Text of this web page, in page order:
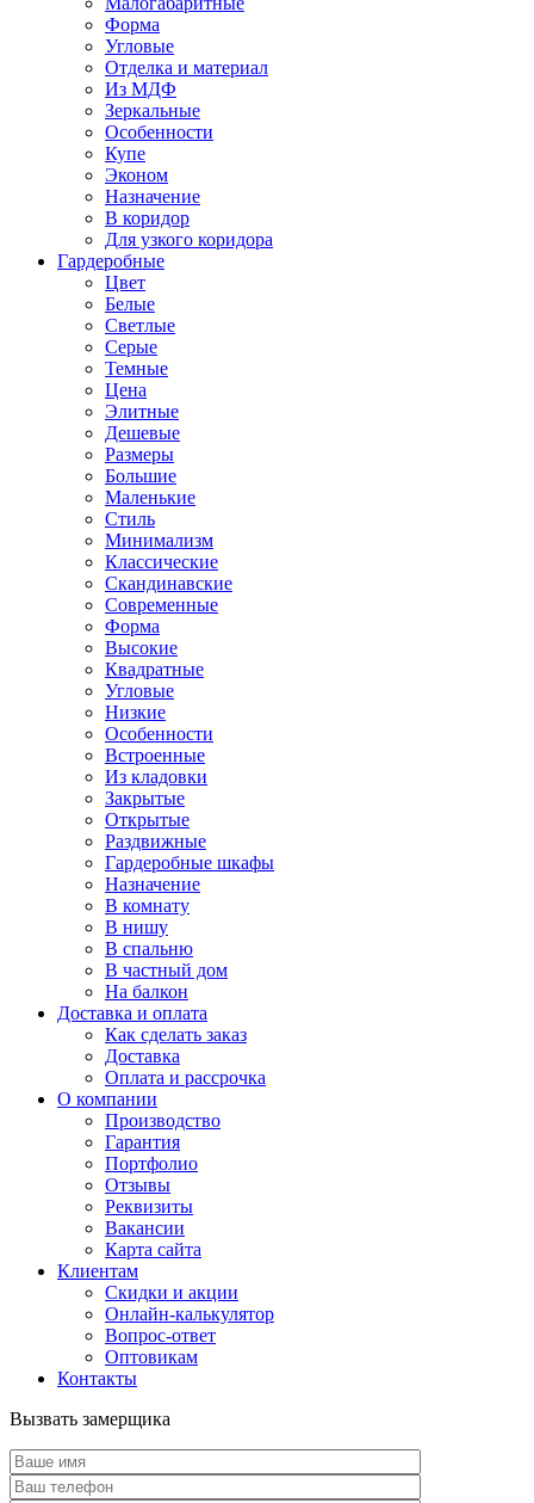
Форма
Угловые
Отделка и материал
Из МДФ
Зеркальные
Особенности
Купе
Эконом
Назначение
В коридор
Для узкого коридора
Гардеробные
Цвет
Белые
Светлые
Серые
Темные
Цена
Элитные
Дешевые
Размеры
Большие
Маленькие
Стиль
Минимализм
Классические
Скандинавские
Современные
Форма
Высокие
Квадратные
Угловые
Низкие
Особенности
Встроенные
Из кладовки
Закрытые
Открытые
Раздвижные
Гардеробные шкафы
Назначение
В комнату
В нишу
В спальню
В частный дом
На балкон
Доставка и оплата
Как сделать заказ
Доставка
Оплата и рассрочка
О компании
Производство
Гарантия
Портфолио
Отзывы
Реквизиты
Вакансии
Карта сайта
Клиентам
Скидки и акции
Онлайн-калькулятор
Вопрос-ответ
Оптовикам
Контакты
Вызвать замерщика